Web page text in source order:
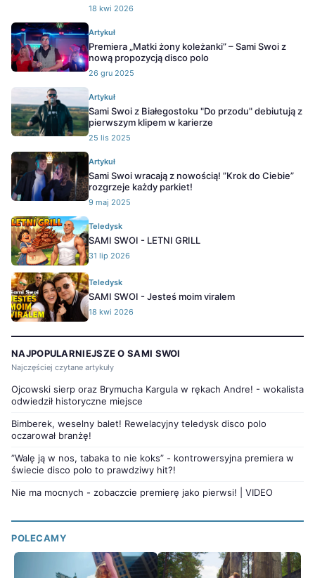
18 kwi 2026
Artykuł
Premiera „Matki żony koleżanki” – Sami Swoi z
nową propozycją disco polo
26 gru 2025
Artykuł
Sami Swoi z Białegostoku "Do przodu" debiutują z
pierwszym klipem w karierze
25 lis 2025
Artykuł
Sami Swoi wracają z nowością! ”Krok do Ciebie”
rozgrzeje każdy parkiet!
9 maj 2025
Teledysk
SAMI SWOI - LETNI GRILL
31 lip 2026
Teledysk
SAMI SWOI - Jesteś moim viralem
18 kwi 2026
NAJPOPULARNIEJSZE O SAMI SWOI
Najczęściej czytane artykuły
Ojcowski sierp oraz Brymucha Kargula w rękach Andre! - wokalista
odwiedził historyczne miejsce
Bimberek, weselny balet! Rewelacyjny teledysk disco polo
oczarował branżę!
”Walę ją w nos, tabaka to nie koks” - kontrowersyjna premiera w
świecie disco polo to prawdziwy hit?!
Nie ma mocnych - zobaczcie premierę jako pierwsi! | VIDEO
POLECAMY